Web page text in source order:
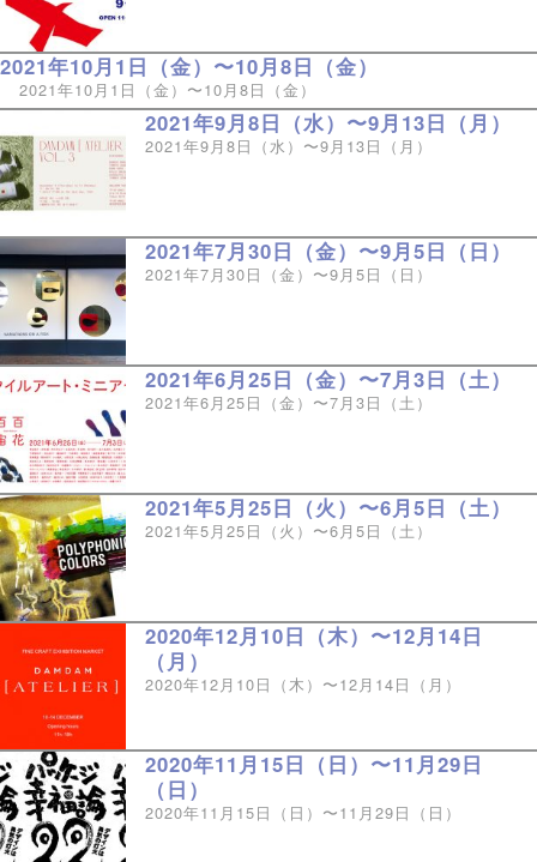
2021年10月1日（金）〜10月8日（金）
2021年10月1日（金）〜10月8日（金）
2021年9月8日（水）〜9月13日（月）
2021年9月8日（水）〜9月13日（月）
2021年7月30日（金）〜9月5日（日）
2021年7月30日（金）〜9月5日（日）
2021年6月25日（金）〜7月3日（土）
2021年6月25日（金）〜7月3日（土）
2021年5月25日（火）〜6月5日（土）
2021年5月25日（火）〜6月5日（土）
2020年12月10日（木）〜12月14日
（月）
2020年12月10日（木）〜12月14日（月）
2020年11月15日（日）〜11月29日
（日）
2020年11月15日（日）〜11月29日（日）